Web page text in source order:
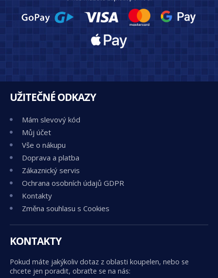
UŽITEČNÉ ODKAZY
Mám slevový kód
Můj účet
Vše o nákupu
Doprava a platba
Zákaznický servis
Ochrana osobních údajů GDPR
Kontakty
Změna souhlasu s Cookies
KONTAKTY
Pokud máte jakýkoliv dotaz z oblasti koupelen, nebo se
chcete jen poradit, obraťte se na nás: